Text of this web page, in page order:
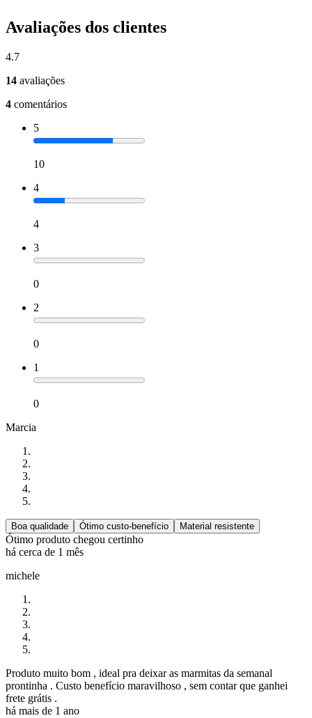
Avaliações dos clientes
4.7
14 avaliações
4 comentários
5
10
4
4
3
0
2
0
1
0
Marcia
Boa qualidade Ótimo custo-benefício Material resistente
Ótimo produto chegou certinho
há cerca de 1 mês
michele
Produto muito bom , ideal pra deixar as marmitas da semanal
prontinha . Custo benefício maravilhoso , sem contar que ganhei
frete grátis .
há mais de 1 ano